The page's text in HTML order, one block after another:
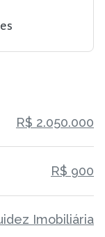
R$ 2.050.000
R$ 900
Imobiliária